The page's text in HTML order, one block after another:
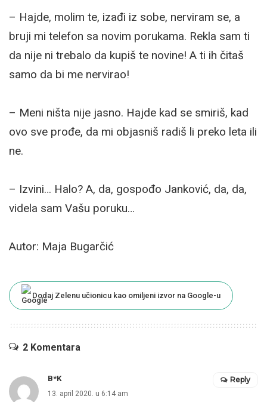
– Hajde, molim te, izađi iz sobe, nerviram se, a
bruji mi telefon sa novim porukama. Rekla sam ti
da nije ni trebalo da kupiš te novine! A ti ih čitaš
samo da bi me nervirao!
– Meni ništa nije jasno. Hajde kad se smiriš, kad
ovo sve prođe, da mi objasniš radiš li preko leta ili
ne.
– Izvini… Halo? A, da, gospođo Janković, da, da,
videla sam Vašu poruku…
Autor: Maja Bugarčić
Dodaj Zelenu učionicu kao omiljeni izvor na Google-u
2 Komentara
B*K
13. april 2020. u 6:14 am
Reply